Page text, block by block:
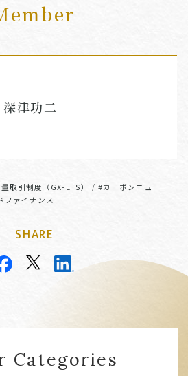
深津功二
取引制度（GX-ETS） /#カーボンニュー
ファイナンス
SHARE
Categories